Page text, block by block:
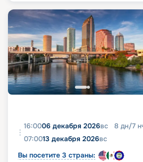
16:0006 декабря 2026вс 8 дн/7
07:0013 декабря 2026вс
Вы посетите 3 страны: